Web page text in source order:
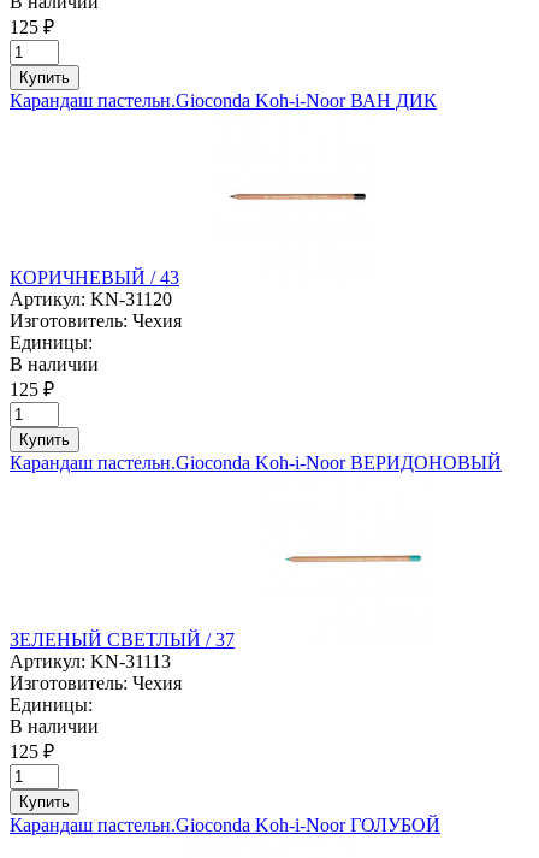
125 ₽
Купить
Карандаш пастельн.Gioconda Koh-i-Noor ВАН ДИК
КОРИЧНЕВЫЙ / 43
Артикул: KN-31120
Изготовитель: Чехия
Единицы:
В наличии
125 ₽
Купить
Карандаш пастельн.Gioconda Koh-i-Noor ВЕРИДОНОВЫЙ
ЗЕЛЕНЫЙ СВЕТЛЫЙ / 37
Артикул: KN-31113
Изготовитель: Чехия
Единицы:
В наличии
125 ₽
Купить
Карандаш пастельн.Gioconda Koh-i-Noor ГОЛУБОЙ